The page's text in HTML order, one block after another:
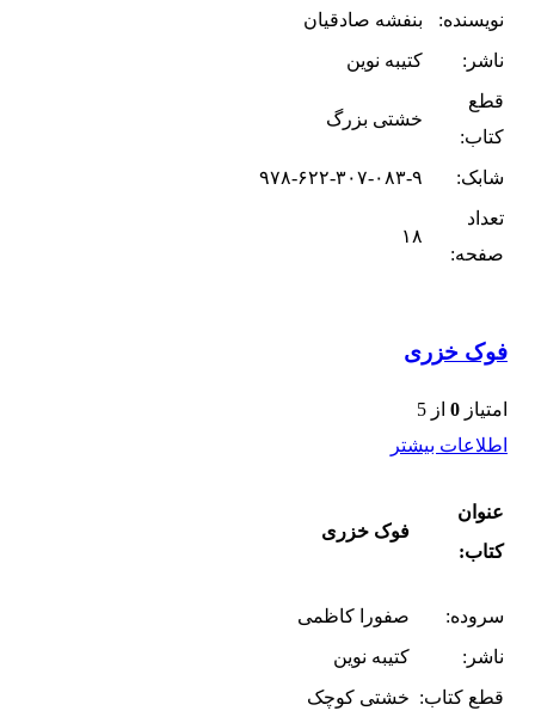
نویسنده:
بنفشه صادقیان
ناشر:
کتیبه نوین
قطع
کتاب:
خشتی بزرگ
شابک:
۹۷۸-۶۲۲-۳۰۷-۰۸۳-۹
تعداد
صفحه:
۱۸
فوک خزری
امتیاز 0 از 5
اطلاعات بیشتر
عنوان
کتاب:
فوک خزری
سروده:
صفورا کاظمی
ناشر:
کتیبه نوین
قطع کتاب: خشتی کوچک